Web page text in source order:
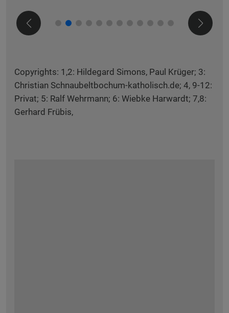
Copyrights: 1,2: Hildegard Simons, Paul Krüger; 3:
Christian Schnaubeltbochum-katholisch.de; 4, 9-12:
Privat; 5: Ralf Wehrmann; 6: Wiebke Harwardt; 7,8:
Gerhard Frübis,